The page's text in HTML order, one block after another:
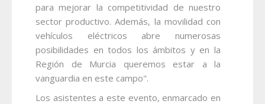
para mejorar la competitividad de nuestro
sector productivo. Además, la movilidad con
vehículos eléctricos abre numerosas
posibilidades en todos los ámbitos y en la
Región de Murcia queremos estar a la
vanguardia en este campo".
Los asistentes a este evento, enmarcado en